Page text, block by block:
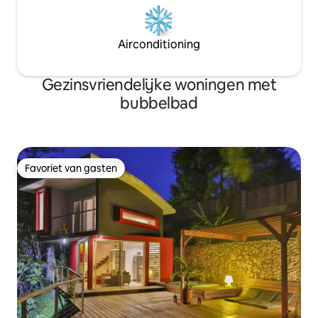
Airconditioning
Gezinsvriendelijke woningen met
bubbelbad
Favoriet van gasten
Favoriet van gasten